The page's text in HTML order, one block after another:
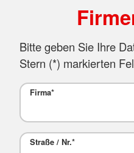
Bitte geben Sie Ihre
Stern (*) markierten
Firma*
Straße / Nr.*